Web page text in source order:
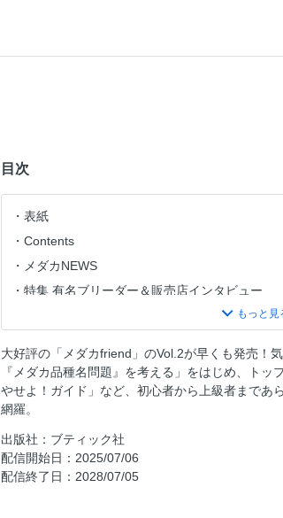
目次
表紙
Contents
メダカNEWS
特集 有名ブリーダー＆販売店インタビュー
メダカの品種名とネーミングのこともっと知り
この時期！産めよ増やせよメダカ
超美形・優良体型の「あやひメダカ」、つい
メダカも喜ぶ水草ガイド
三色ラメがどうしても好きっ！
遺伝のお話 数の暴力
大好評の「メダカfriend」のVol.2が早くも発売！
『メダカ品種名問題』を考える」をはじめ、ト
やせよ！ガイド」など、初心者から上級者まであ
網羅。
出版社：ブティック社
配信開始日：2025/07/06
配信終了日：2028/07/05